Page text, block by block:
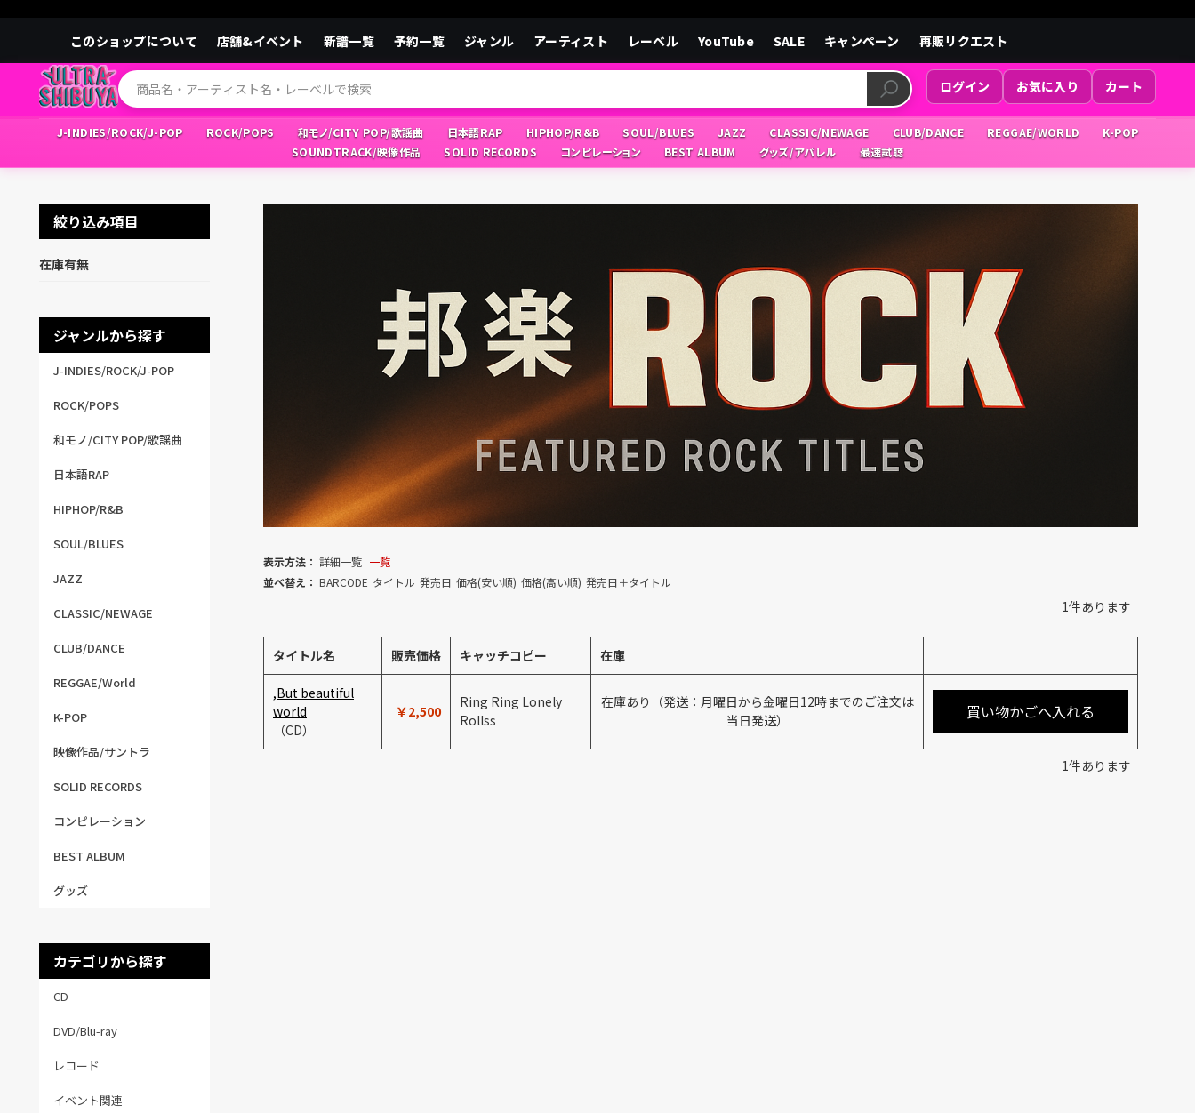
このショップについて 店舗&イベント 新譜一覧 予約一覧 ジャンル アーティスト レーベル YouTube SALE キャンペーン 再販リクエスト
ログイン お気に入り カート
J-INDIES/ROCK/J-POP ROCK/POPS 和モノ/CITY POP/歌謡曲 日本語RAP HIPHOP/R&B SOUL/BLUES JAZZ CLASSIC/NEWAGE CLUB/DANCE REGGAE/WORLD
K-POP
SOUNDTRACK/映像作品
SOLID RECORDS コンピレーション BEST ALBUM グッズ/アパレル 最速試聴
絞り込み項目
在庫有無
ジャンルから探す
J-INDIES/ROCK/J-POP
ROCK/POPS
和モノ/CITY POP/歌謡曲
日本語RAP
HIPHOP/R&B
SOUL/BLUES
JAZZ
CLASSIC/NEWAGE
CLUB/DANCE
REGGAE/World
K-POP
映像作品/サントラ
SOLID RECORDS
コンピレーション
BEST ALBUM
グッズ
カテゴリから探す
CD
DVD/Blu-ray
レコード
イベント関連
表示方法： 詳細一覧 一覧
並べ替え： BARCODE タイトル 発売日 価格(安い順) 価格(高い順) 発売日＋タイトル
1件あります
タイトル名 販売価格 キャッチコピー 在庫
,But beautiful
world
（CD）
￥2,500
Ring Ring Lonely
Rollss
在庫あり（発送：月曜日から金曜日12時までのご注文は
当日発送）
買い物かごへ入れる
1件あります